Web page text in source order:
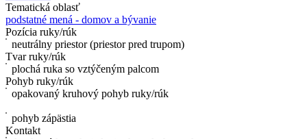
Tematická oblasť
podstatné mená - domov a bývanie
Pozícia ruky/rúk
neutrálny priestor (priestor pred trupom)
Tvar ruky/rúk
plochá ruka so vztýčeným palcom
Pohyb ruky/rúk
opakovaný kruhový pohyb ruky/rúk
pohyb zápästia
Kontakt